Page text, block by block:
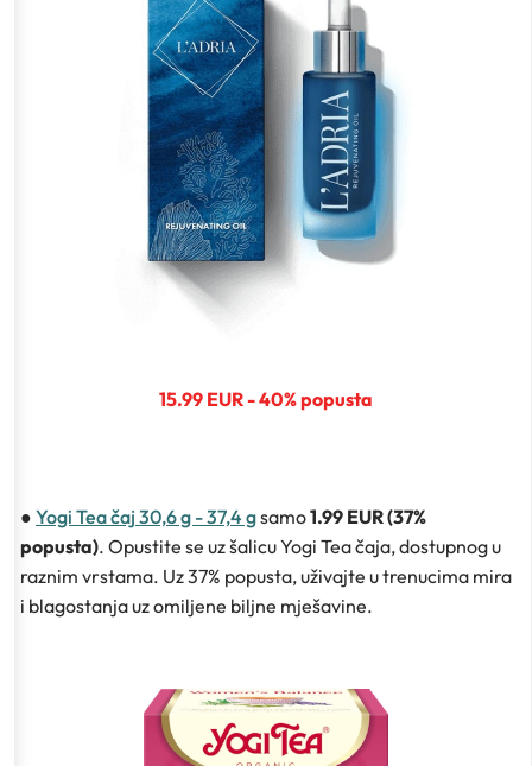
15.99 EUR - 40% popusta
● Yogi Tea čaj 30,6 g - 37,4 gsamo1.99 EUR (37%
popusta). Opustite se uz šalicu Yogi Tea čaja, dostupnog u
raznim vrstama. Uz 37% popusta, uživajte u trenucima mira
i blagostanja uz omiljene biljne mješavine.